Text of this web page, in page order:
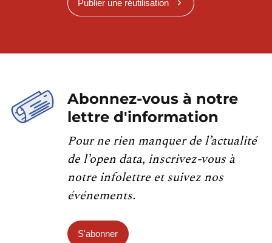
Publier une réutilisation
Abonnez-vous à notre
lettre d'information
Pour ne rien manquer de l’actualité
de l’open data, inscrivez-vous à
notre infolettre et suivez nos
événements.
S'abonner